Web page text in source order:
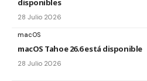
disponibles
28 Julio 2026
macOS
macOS Tahoe 26.6 está disponible
28 Julio 2026